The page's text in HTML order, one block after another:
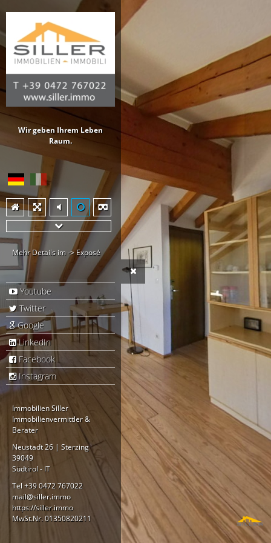
Wir geben Ihrem Leben
Raum.
Mehr Details im ->Exposé
Youtube
Twitter
Google
LinkedIn
Facebook
Instagram
Immobilien Siller
Immobilienvermittler &
Berater
Neustadt 26 | Sterzing
39049
Südtirol - IT
Tel +39 0472 767022
mail@siller.immo
https://siller.immo
MwSt.Nr. 01350820211